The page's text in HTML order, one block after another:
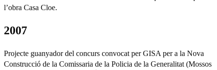
l’obra Casa Cloe.
2007
Projecte guanyador del concurs convocat per GISA per a la Nova
Construcció de la Comissaria de la Policia de la Generalitat (Mossos